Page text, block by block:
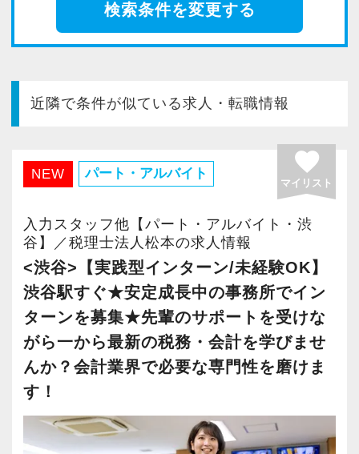
採用ご担当者様
検索条件を変更する
近隣で条件が似ている求人・転職情報
NEW パート・アルバイト favorite
マイリスト
入力スタッフ他【パート・アルバイト・渋
谷】／税理士法人松本の求人情報
<渋谷>【実践型インターン/未経験OK】
渋谷駅すぐ★安定成長中の事務所でイン
ターンを募集★先輩のサポートを受けな
がら一から最新の税務・会計を学びませ
んか？会計業界で必要な専門性を磨けま
す！